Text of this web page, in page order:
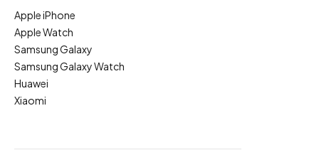
Apple iPhone
Apple Watch
Samsung Galaxy
Samsung Galaxy Watch
Huawei
Xiaomi